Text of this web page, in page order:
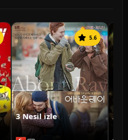
5.6
3 Nesil izle